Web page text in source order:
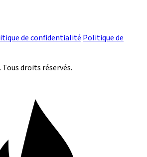
de confidentialité Politique de
droits réservés.